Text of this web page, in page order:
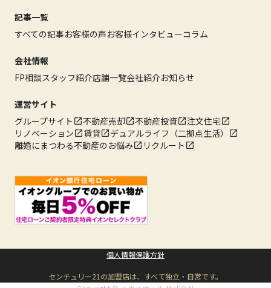
記事一覧
すべての記事お客様の声お客様インタビューコラム
会社情報
FP相談スタッフ紹介店舗一覧会社紹介お知らせ
運営サイト
グループサイト
不動産売却 不動産投資
注文住宅
リノベーション
賃貸
デュアルライフ（二拠点生活）
離婚にまつわる不動産のお悩み
リクルート
個人情報保護方針
センチュリー21の加盟店は、すべて独立・自営です。